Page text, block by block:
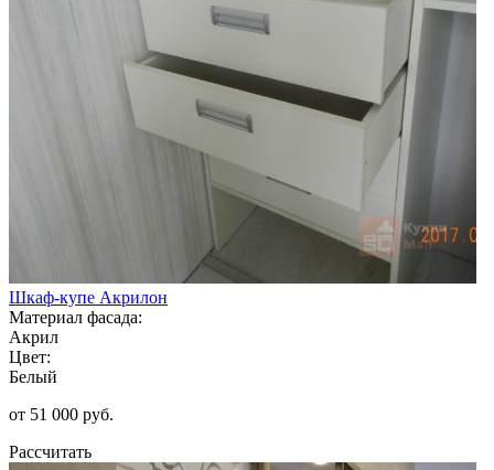
Шкаф-купе Акрилон
Материал фасада:
Акрил
Цвет:
Белый
от 51 000 руб.
Рассчитать